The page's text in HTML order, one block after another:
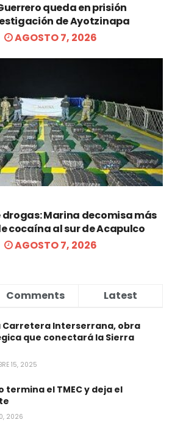
queda en prisión
de Ayotzinapa
AGOSTO 7, 2026
Marina decomisa más
cocaína al sur de Acapulco
AGOSTO 7, 2026
Comments Latest
Carretera Interserrana, obra
que conectará la Sierra
15, 2025
termina el TMEC y deja el
2026